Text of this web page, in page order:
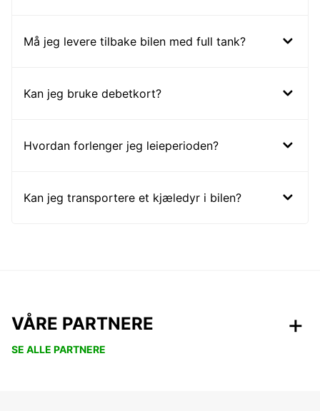
Må jeg levere tilbake bilen med full tank?
Kan jeg bruke debetkort?
Hvordan forlenger jeg leieperioden?
Kan jeg transportere et kjæledyr i bilen?
VÅRE PARTNERE
SE ALLE PARTNERE